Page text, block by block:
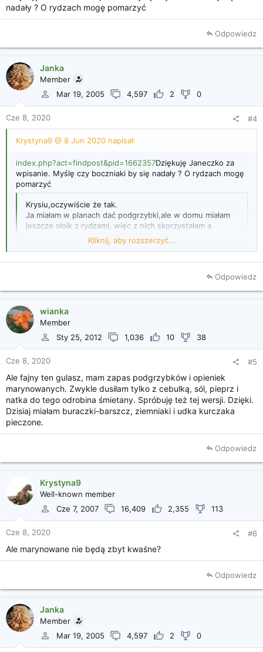
nadały ? O rydzach mogę pomarzyć
Odpowiedz
Janka
Member
Mar 19, 2005
4,597 2 0
Cze 8, 2020 #4
Krystyna9 @ 8 Jun 2020 napisał:
index.php?act=findpost&pid=1662357Dziękuję Janeczko za
wpisanie. Myślę czy boczniaki by się nadały ? O rydzach mogę
pomarzyć
Krysiu,oczywiście że tak.
Ja miałam w planach dać podgrzybki,ale w domu miałam
jeszcze słoik z rydzami, więc z nich skorzystałam a
podgrzybki będą na drugi raz.Kliknij, aby rozszerzyć...
Odpowiedz
wianka
Member
Sty 25, 2012
1,036 10 38
Cze 8, 2020 #5
Ale fajny ten gulasz, mam zapas podgrzybków i opieniek
marynowanych. Zwykle dusiłam tylko z cebulką, sól, pieprz i
natka do tego odrobina śmietany. Spróbuję też tej wersji. Dzięki.
Dzisiaj miałam buraczki-barszcz, ziemniaki i udka kurczaka
pieczone.
Odpowiedz
Krystyna9
Well-known member
Cze 7, 2007
16,409 2,355 113
Cze 8, 2020 #6
Ale marynowane nie będą zbyt kwaśne?
Odpowiedz
Janka
Member
Mar 19, 2005
4,597 2 0